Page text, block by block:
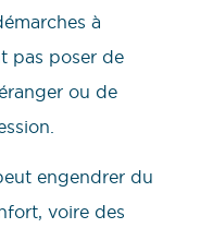
à
pas poser de
ou de
engendrer du
voire des